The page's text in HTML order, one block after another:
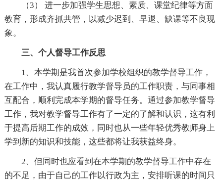
（3） 进一步加强学生思想、素质、课堂纪律等方面
教育，形成齐抓共管，以减少迟到、早退、缺课等不良现
象。
三、个人督导工作反思
1、本学期是我首次参加学校组织的教学督导工作，
在工作中，我认真履行教学督导员的工作职责，与同事相
互配合，顺利完成本学期的督导任务。通过参加教学督导
工作，我对教学督导工作有了一定的了解和认识，这有利
于提高后期工作的成效，同时也从一些年轻优秀教师身上
学到新的知识和技能，这些都将让我获益终身。
2、但同时也应看到在本学期的教学督导工作中存在
的不足，由于自己的工作以行政为主，安排听课的时间只